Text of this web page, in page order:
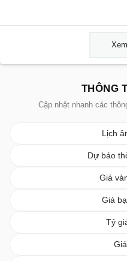
THÔNG
Cập nhật nhanh các
Lịch
Dự báo
Giá
Giá
Tỷ